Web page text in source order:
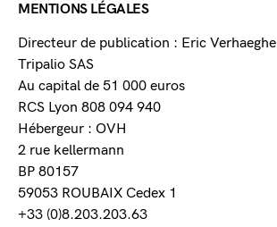
MENTIONS LÉGALES
Directeur de publication : Eric Verhaeghe
Tripalio SAS
Au capital de 51 000 euros
RCS Lyon 808 094 940
Hébergeur : OVH
2 rue kellermann
BP 80157
59053 ROUBAIX Cedex 1
+33 (0)8.203.203.63